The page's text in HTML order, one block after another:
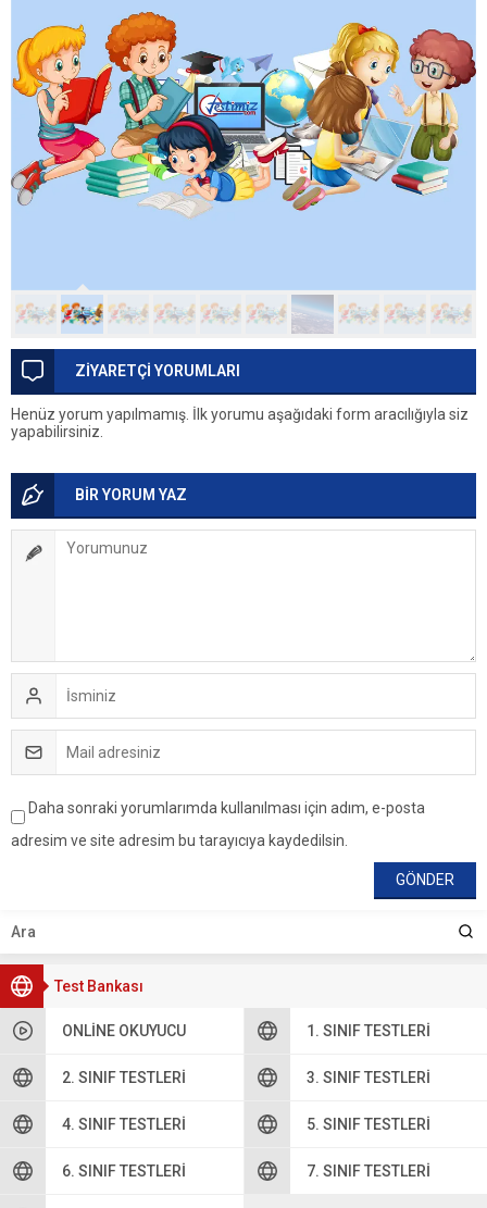
Test Bankası
ONLINE OKUYUCU 1. SINIF TESTLERI
2. SINIF TESTLERI 3. SINIF TESTLERI
4. SINIF TESTLERI 5. SINIF TESTLERI
6. SINIF TESTLERI 7. SINIF TESTLERI
ZİYARETÇİ YORUMLARI
Henüz yorum yapılmamış. İlk yorumu aşağıdaki form aracılığıyla siz
yapabilirsiniz.
BİR YORUM YAZ
Daha sonraki yorumlarımda kullanılması için adım, e-posta
adresim ve site adresim bu tarayıcıya kaydedilsin.